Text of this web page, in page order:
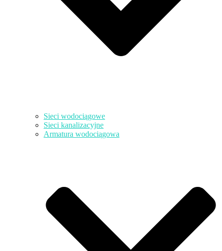
Sieci wodociągowe
Sieci kanalizacyjne
Armatura wodociągowa